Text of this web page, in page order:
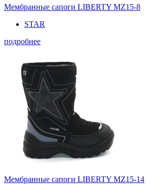
Мембранные сапоги LIBERTY MZ15-8
STAR
подробнее
Мембранные сапоги LIBERTY MZ15-14